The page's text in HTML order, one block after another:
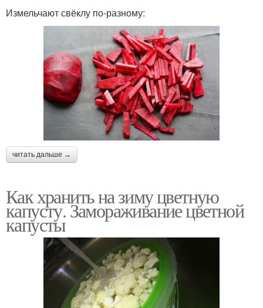
Измельчают свёклу по-разному:
читать дальше →
Как хранить на зиму цветную
капусту. Замораживание цветной
капусты